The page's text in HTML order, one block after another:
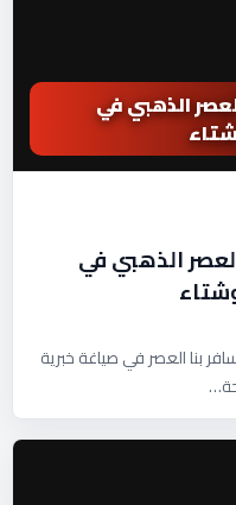
الذهبي في
الذهبي في
بنا العصر في صياغة خبرية